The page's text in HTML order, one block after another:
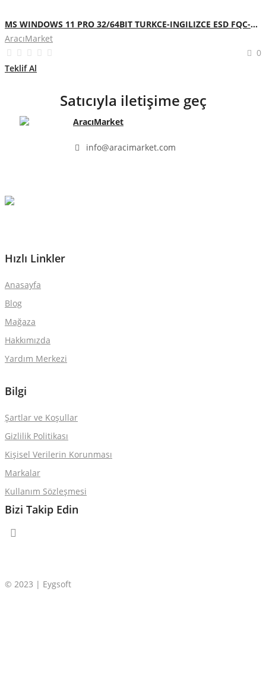
MS WINDOWS 11 PRO 32/64BIT TURKCE-INGILIZCE ESD FQC-10572 (ELEKTRONIK ORTAMDA GONDERILIR)
AracıMarket
0
Teklif Al
Satıcıyla iletişime geç
AracıMarket
info@aracimarket.com
Hızlı Linkler
Anasayfa
Blog
Mağaza
Hakkımızda
Yardım Merkezi
Bilgi
Şartlar ve Koşullar
Gizlilik Politikası
Kişisel Verilerin Korunması
Markalar
Kullanım Sözleşmesi
Bizi Takip Edin
© 2023 | Eygsoft